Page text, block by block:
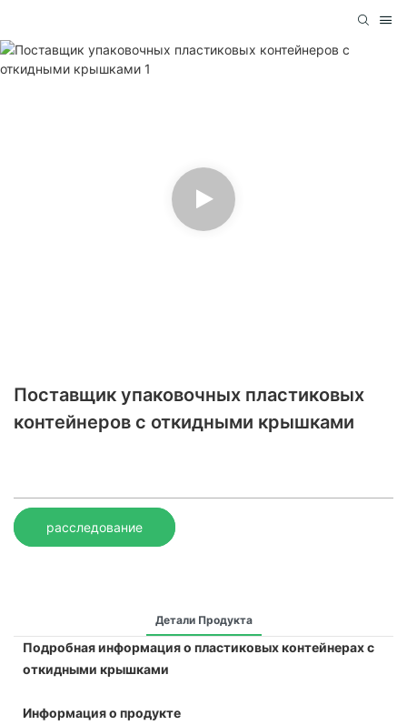
Поставщик упаковочных пластиковых
контейнеров с откидными крышками
расследование
Детали Продукта
Подробная информация о пластиковых контейнерах с
откидными крышками
Информация о продукте